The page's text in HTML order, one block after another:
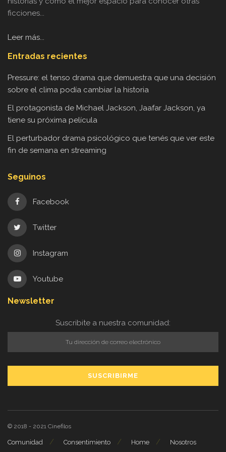
ficciones...
Leer más...
Entradas recientes
Pressure: el tenso drama que demuestra que una decisión
sobre el clima podía cambiar la historia
El protagonista de Michael Jackson, Jaafar Jackson, ya
tiene su próxima película
El perturbador drama psicológico que tenés que ver este
fin de semana en streaming
Seguinos
Facebook
Twitter
Instagram
Youtube
Newsletter
Suscribite a nuestra comunidad:
© 2018 - 2021 Cinefilos
Comunidad Consentimiento Home Nosotros